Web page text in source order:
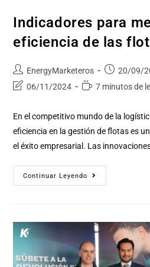
Indicadores para
eficiencia de las
EnergyMarketeros 20/09/
06/11/2024
7 minutos de
En el competitivo mundo de la
eficiencia en la gestión de flotas es
el éxito empresarial. Las
Continuar Leyendo